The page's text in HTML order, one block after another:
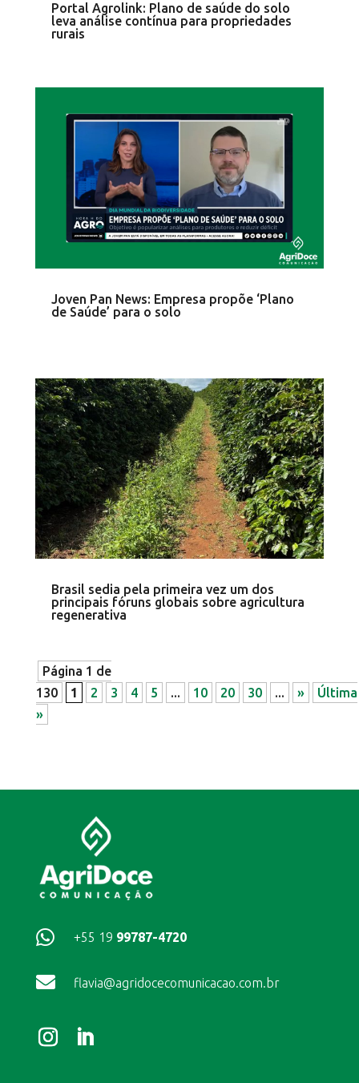
Portal Agrolink: Plano de saúde do solo
leva análise contínua para propriedades
rurais
Joven Pan News: Empresa propõe ‘Plano
de Saúde’ para o solo
Brasil sedia pela primeira vez um dos
principais fóruns globais sobre agricultura
regenerativa
Página 1 de
130
1 2 3 4 5 ... 10 20 30 ... »
Última
»
 +55 19 99787-4720
 flavia@agridocecomunicacao.com.br